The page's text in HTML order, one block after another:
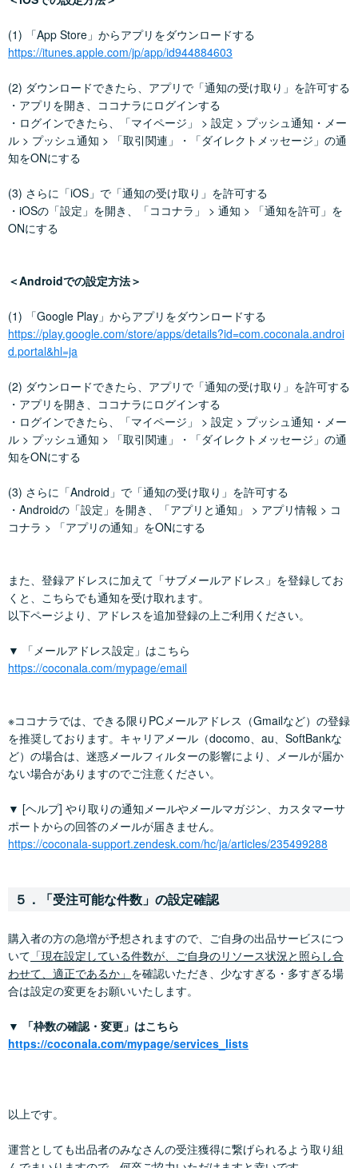
(1) 「App Store」からアプリをダウンロードする
https://itunes.apple.com/jp/app/id944884603
(2) ダウンロードできたら、アプリで「通知の受け取り」を許可する
・アプリを開き、ココナラにログインする
・ログインできたら、「マイページ」 > 設定 > プッシュ通知・メー
ル > プッシュ通知 > 「取引関連」・「ダイレクトメッセージ」の通
知をONにする
(3) さらに「iOS」で「通知の受け取り」を許可する
・iOSの「設定」を開き、「ココナラ」 > 通知 > 「通知を許可」を
ONにする
＜Androidでの設定方法＞
(1) 「Google Play」からアプリをダウンロードする
https://play.google.com/store/apps/details?id=com.coconala.androi
d.portal&hl=ja
(2) ダウンロードできたら、アプリで「通知の受け取り」を許可する
・アプリを開き、ココナラにログインする
・ログインできたら、「マイページ」 > 設定 > プッシュ通知・メー
ル > プッシュ通知 > 「取引関連」・「ダイレクトメッセージ」の通
知をONにする
(3) さらに「Android」で「通知の受け取り」を許可する
・Androidの「設定」を開き、「アプリと通知」 > アプリ情報 > コ
コナラ > 「アプリの通知」をONにする
また、登録アドレスに加えて「サブメールアドレス」を登録してお
くと、こちらでも通知を受け取れます。
以下ページより、アドレスを追加登録の上ご利用ください。
▼ 「メールアドレス設定」はこちら
https://coconala.com/mypage/email
※ココナラでは、できる限りPCメールアドレス（Gmailなど）の登録
を推奨しております。キャリアメール（docomo、au、SoftBankな
ど）の場合は、迷惑メールフィルターの影響により、メールが届か
ない場合がありますのでご注意ください。
▼ [ヘルプ] やり取りの通知メールやメールマガジン、カスタマーサ
ポートからの回答のメールが届きません。
https://coconala-support.zendesk.com/hc/ja/articles/235499288
５．「受注可能な件数」の設定確認
購入者の方の急増が予想されますので、ご自身の出品サービスにつ
いて 「現在設定している件数が、ご自身のリソース状況と照らし合
わせて、適正であるか」 を確認いただき、少なすぎる・多すぎる場
合は設定の変更をお願いいたします。
▼ 「枠数の確認・変更」はこちら
https://coconala.com/mypage/services_lists
以上です。
運営としても出品者のみなさんの受注獲得に繋げられるよう取り組